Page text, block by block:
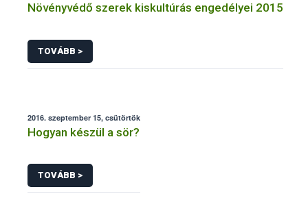
Növényvédő szerek kiskultúrás engedélyei 2015
TOVÁBB >
2016. szeptember 15, csütörtök
Hogyan készül a sör?
TOVÁBB >